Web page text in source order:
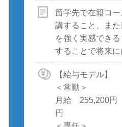
留学先で在籍コ
講すること、ま
を強く実感でき
することで将来
【給与モデル】
＜常勤＞
月給 255,200
円